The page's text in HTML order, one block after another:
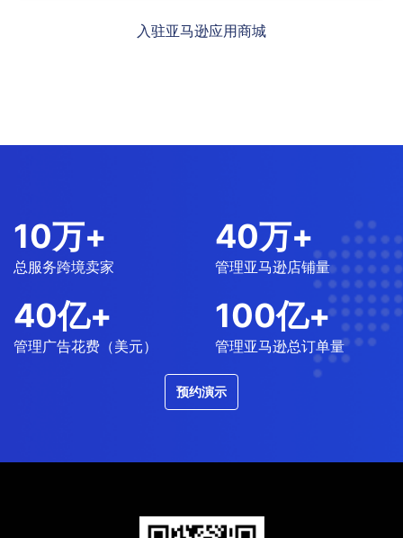
入驻亚马逊应用商城
10万+
总服务跨境卖家
40万+
管理亚马逊店铺量
40亿+
管理广告花费（美元）
100亿+
管理亚马逊总订单量
预约演示